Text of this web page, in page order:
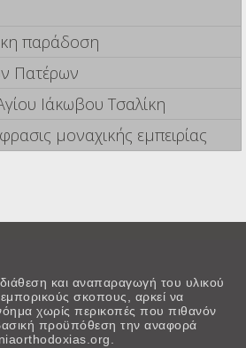
παράδοση
Πατέρων
Ιάκωβου Τσαλίκη
μοναχικής εμπειρίας
και αναπαραγωγή του υλικού
σκοπους, αρκεί να
νόημα χωρίς περικοπές που πιθανόν
προϋπόθεση την αναφορά